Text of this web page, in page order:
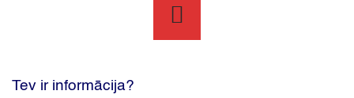
Tev ir informācija?